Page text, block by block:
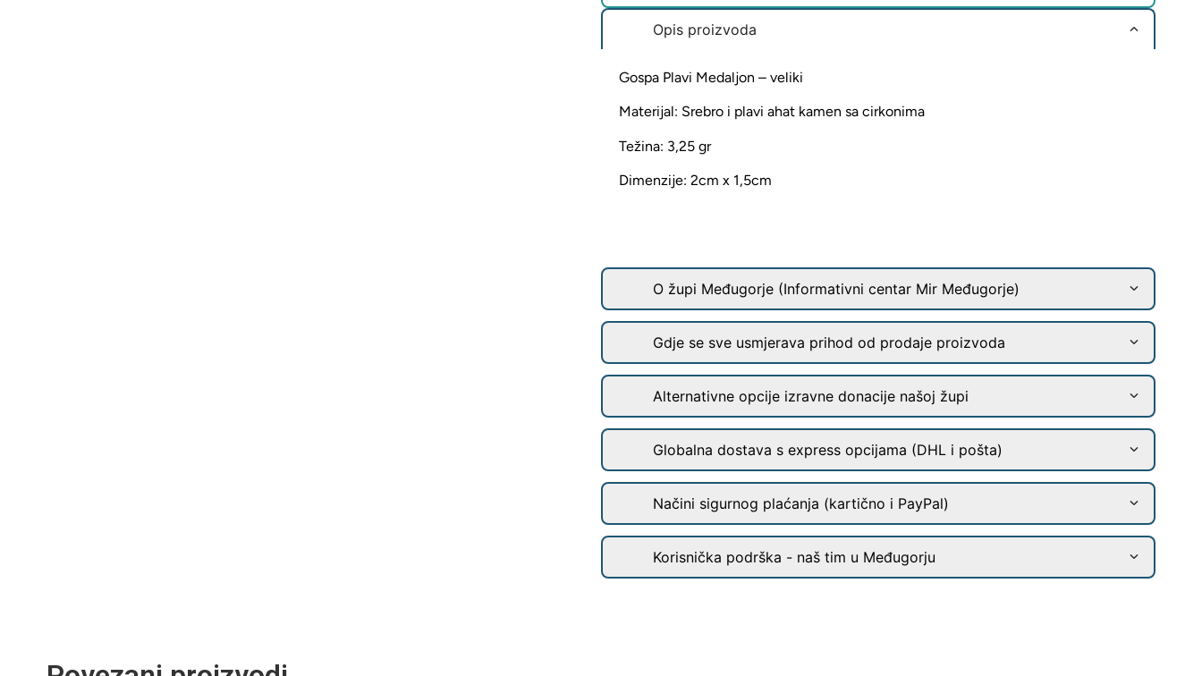
Opis proizvoda
Gospa Plavi Medaljon – veliki
Materijal: Srebro i plavi ahat kamen sa cirkonima
Težina: 3,25 gr
Dimenzije: 2cm x 1,5cm
O župi Međugorje (Informativni centar Mir Međugorje)
Gdje se sve usmjerava prihod od prodaje proizvoda
Alternativne opcije izravne donacije našoj župi
Globalna dostava s express opcijama (DHL i pošta)
Načini sigurnog plaćanja (kartično i PayPal)
Korisnička podrška - naš tim u Međugorju